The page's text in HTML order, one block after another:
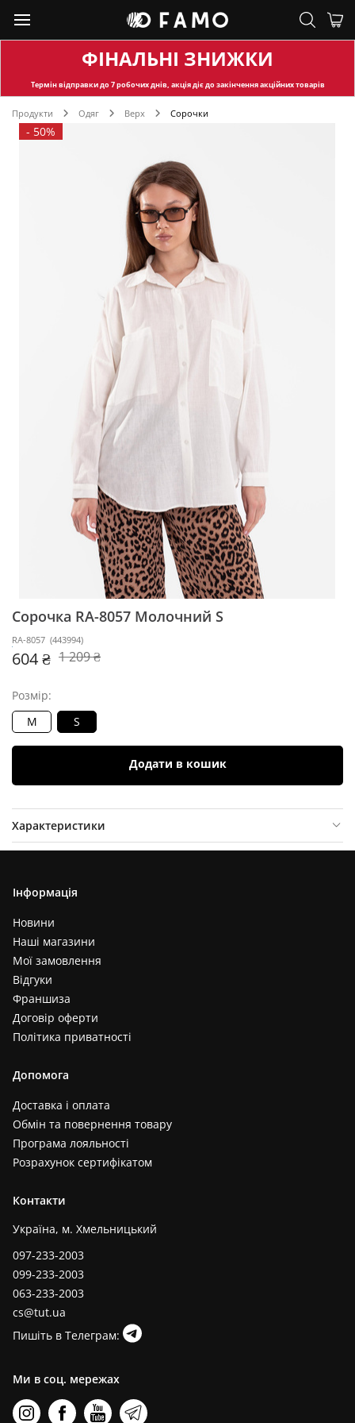
ФІНАЛЬНІ ЗНИЖКИ
Термін відправкидо 7 робочих днів, акція діє до закінчення акційних товарів
Продукти Одяг Верх Сорочки
- 50%
Сорочка RA-8057 Молочний S
RA-8057 (443994)
604 ₴ 1 209 ₴
Розмір:
M
S
Додати в кошик
Характеристики
Відгуки (0)
Інформація
Новини
Наші магазини
Мої замовлення
Відгуки
Франшиза
Договір оферти
Політика приватності
Допомога
Доставка і оплата
Обмін та повернення товару
Програма лояльності
Розрахунок сертифікатом
Контакти
Україна, м. Хмельницький
097-233-2003
099-233-2003
063-233-2003
cs@tut.ua
Пишіть в Телеграм:
Ми в соц. мережах